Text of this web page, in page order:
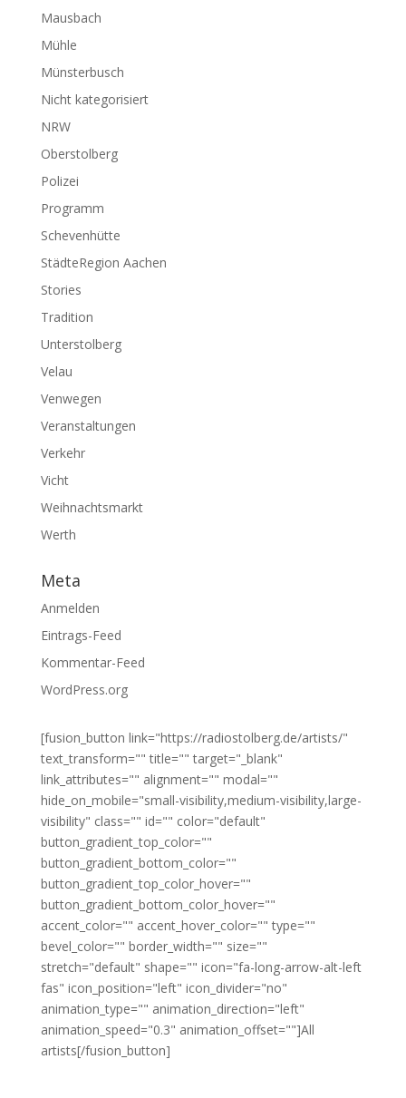
Mausbach
Mühle
Münsterbusch
Nicht kategorisiert
NRW
Oberstolberg
Polizei
Programm
Schevenhütte
StädteRegion Aachen
Stories
Tradition
Unterstolberg
Velau
Venwegen
Veranstaltungen
Verkehr
Vicht
Weihnachtsmarkt
Werth
Meta
Anmelden
Eintrags-Feed
Kommentar-Feed
WordPress.org
[fusion_button link="https://radiostolberg.de/artists/"
text_transform="" title="" target="_blank"
link_attributes="" alignment="" modal=""
hide_on_mobile="small-visibility,medium-visibility,large-
visibility" class="" id="" color="default"
button_gradient_top_color=""
button_gradient_bottom_color=""
button_gradient_top_color_hover=""
button_gradient_bottom_color_hover=""
accent_color="" accent_hover_color="" type=""
bevel_color="" border_width="" size=""
stretch="default" shape="" icon="fa-long-arrow-alt-left
fas" icon_position="left" icon_divider="no"
animation_type="" animation_direction="left"
animation_speed="0.3" animation_offset=""]All
artists[/fusion_button]